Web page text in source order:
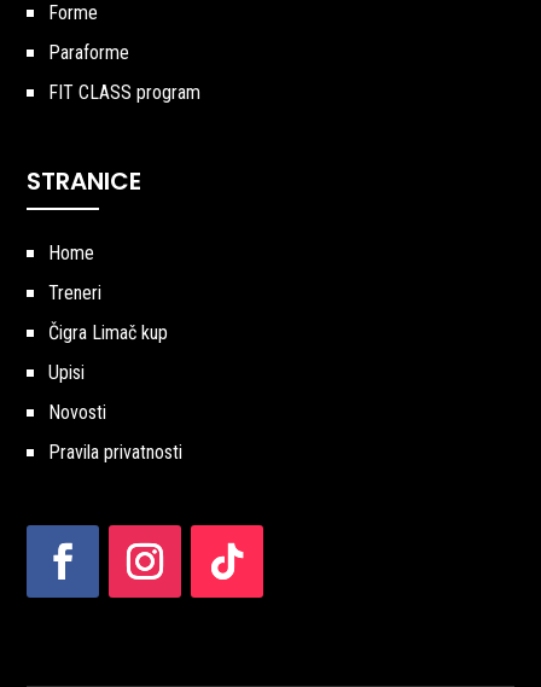
Forme
Paraforme
FIT CLASS program
STRANICE
Home
Treneri
Čigra Limač kup
Upisi
Novosti
Pravila privatnosti